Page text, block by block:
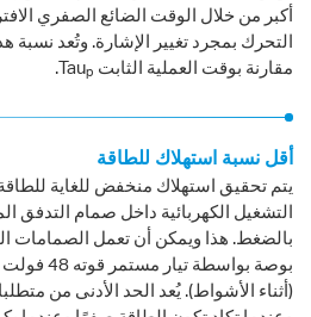
أكبر من خلال الوقت الضائع الصفري
التحرك بمجرد تغيير الإشارة. وتُعد نسبة
مقارنة بوقت العملية الثابت Tau p
.
أقل نسبة استهلاك للطاقة
يتم تحقيق استهلاك منخفض للغاية
التشغيل الكهربائية داخل صمام التدفق
(أثناء الأشواط). يُعد الحد الأدنى من